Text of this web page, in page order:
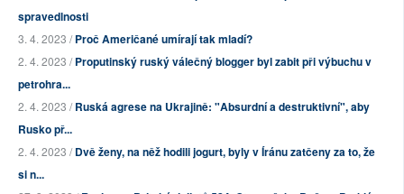
spravedlnosti
3. 4. 2023 /Proč Američané umírají tak mladí?
2. 4. 2023 /Proputinský ruský válečný blogger byl zabit při výbuchu v
petrohra...
2. 4. 2023 /Ruská agrese na Ukrajině: "Absurdní a destruktivní", aby
Rusko př...
2. 4. 2023 /Dvě ženy, na něž hodili jogurt, byly v Íránu zatčeny za to, že
si n...